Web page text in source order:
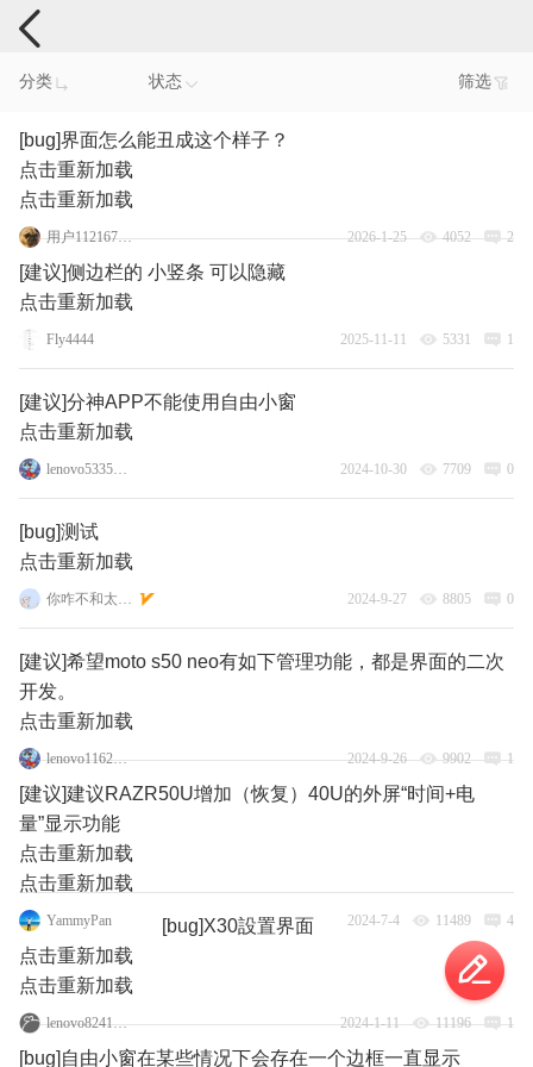
手机反馈
分类 状态 筛选
[bug]界面怎么能丑成这个样子？
点击重新加载
点击重新加载
用户1121678586 2026-1-25 4052 2
[建议]侧边栏的 小竖条 可以隐藏
点击重新加载
Fly4444 2025-11-11 5331 1
[建议]分神APP不能使用自由小窗
点击重新加载
lenovo53355464 2024-10-30 7709 0
[bug]测试
点击重新加载
你咋不和太阳肩并肩 2024-9-27 8805 0
[建议]希望moto s50 neo有如下管理功能，都是界面的二次
开发。
点击重新加载
lenovo116218173 2024-9-26 9902 1
[建议]建议RAZR50U增加（恢复）40U的外屏“时间+电
量”显示功能
点击重新加载
点击重新加载
YammyPan 2024-7-4 11489 4
[bug]X30設置界面
点击重新加载
点击重新加载
lenovo82416158 2024-1-11 11196 1
[bug]自由小窗在某些情况下会存在一个边框一直显示